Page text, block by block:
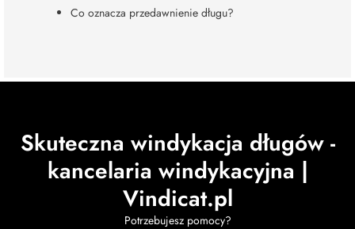
Co oznacza przedawnienie długu?
Skuteczna windykacja długów -
kancelaria windykacyjna |
Vindicat.pl
Potrzebujesz pomocy?